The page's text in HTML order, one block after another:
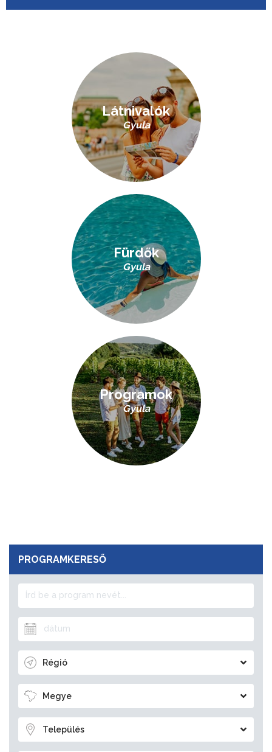
Látnivalók
Gyula
Fürdők
Gyula
Programok
Gyula
PROGRAMKERESŐ
Régió
Megye
Település